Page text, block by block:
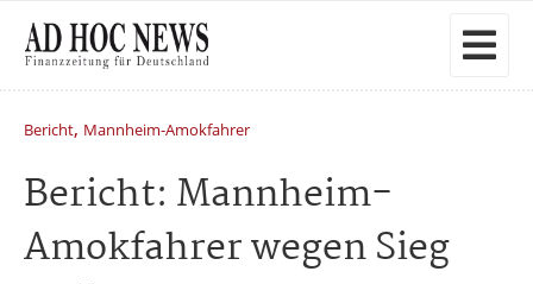
Bericht, Mannheim-Amokfahrer
Bericht: Mannheim-
Amokfahrer wegen Sieg